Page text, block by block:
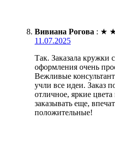
Вивиана Рогова : ★
11.07.2025
Так. Заказала кружки
оформления очень
Вежливые
учли все идеи. Заказ
отличное, яркие
заказывать еще,
положительные!